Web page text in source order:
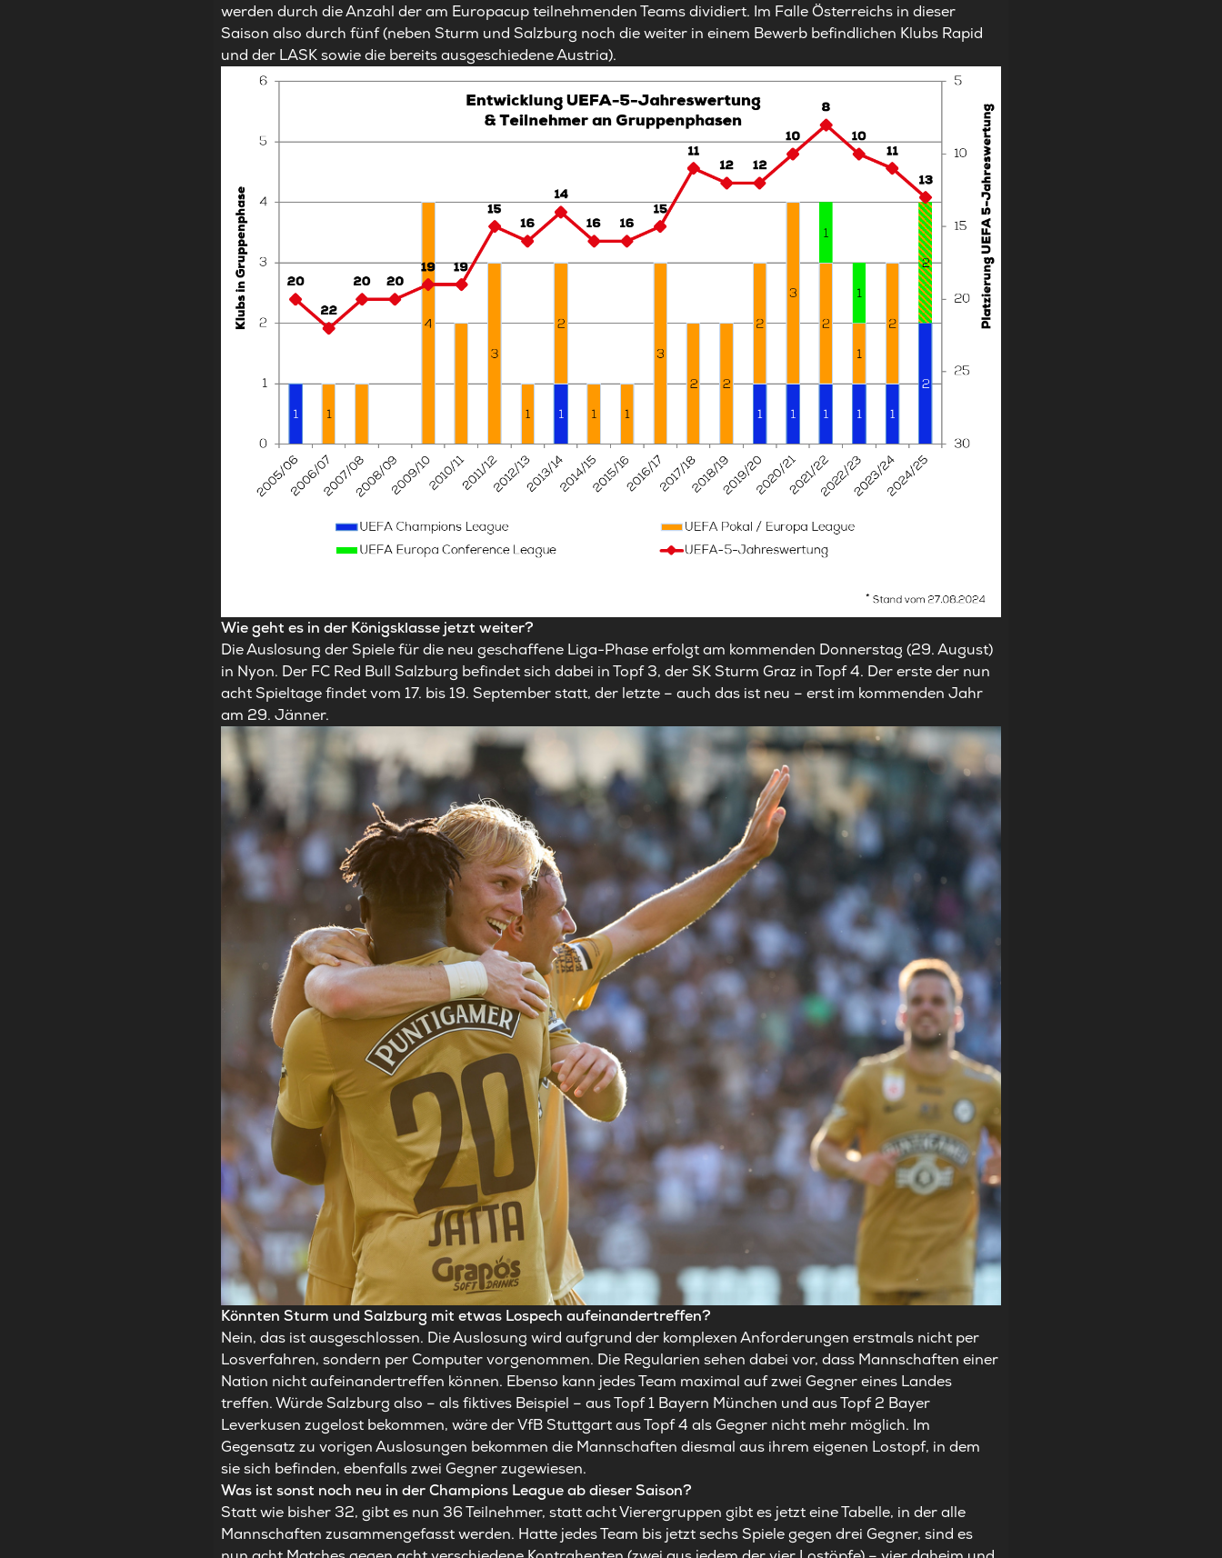
werden durch die Anzahl der am Europacup teilnehmenden Teams dividiert. Im Falle Österreichs in dieser
Saison also durch fünf (neben Sturm und Salzburg noch die weiter in einem Bewerb befindlichen Klubs Rapid
und der LASK sowie die bereits ausgeschiedene Austria).
Wie geht es in der Königsklasse jetzt weiter?
Die Auslosung der Spiele für die neu geschaffene Liga-Phase erfolgt am kommenden Donnerstag (29. August)
in Nyon. Der FC Red Bull Salzburg befindet sich dabei in Topf 3, der SK Sturm Graz in Topf 4. Der erste der nun
acht Spieltage findet vom 17. bis 19. September statt, der letzte – auch das ist neu – erst im kommenden Jahr
am 29. Jänner.
Könnten Sturm und Salzburg mit etwas Lospech aufeinandertreffen?
Nein, das ist ausgeschlossen. Die Auslosung wird aufgrund der komplexen Anforderungen erstmals nicht per
Losverfahren, sondern per Computer vorgenommen. Die Regularien sehen dabei vor, dass Mannschaften einer
Nation nicht aufeinandertreffen können. Ebenso kann jedes Team maximal auf zwei Gegner eines Landes
treffen. Würde Salzburg also – als fiktives Beispiel – aus Topf 1 Bayern München und aus Topf 2 Bayer
Leverkusen zugelost bekommen, wäre der VfB Stuttgart aus Topf 4 als Gegner nicht mehr möglich. Im
Gegensatz zu vorigen Auslosungen bekommen die Mannschaften diesmal aus ihrem eigenen Lostopf, in dem
sie sich befinden, ebenfalls zwei Gegner zugewiesen.
Was ist sonst noch neu in der Champions League ab dieser Saison?
Statt wie bisher 32, gibt es nun 36 Teilnehmer, statt acht Vierergruppen gibt es jetzt eine Tabelle, in der alle
Mannschaften zusammengefasst werden. Hatte jedes Team bis jetzt sechs Spiele gegen drei Gegner, sind es